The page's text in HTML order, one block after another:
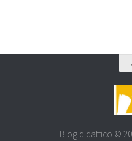
Blog didattico ©